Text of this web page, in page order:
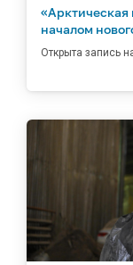
«Арктическая
началом
Открыта запись